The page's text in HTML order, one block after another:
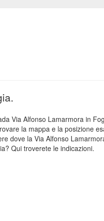
Via Alfonso Lamarmora in
la mappa e la posizione
dove la Via Alfonso
Qui troverete le indicazioni.